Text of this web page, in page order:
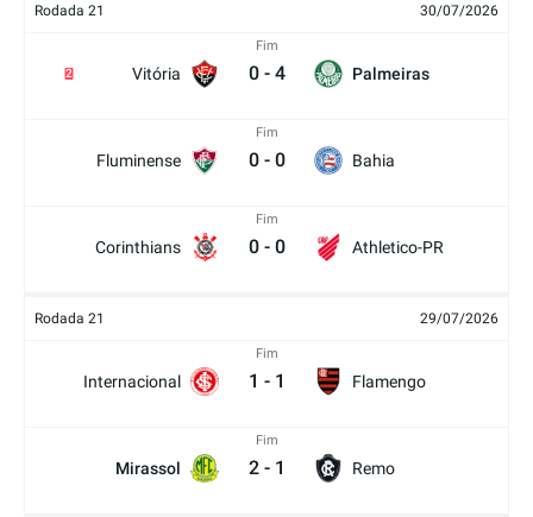
Rodada 21 30/07/2026
Vitória
2
Fim
0 - 4 Palmeiras
Fluminense
Fim
0 - 0 Bahia
Corinthians
Fim
0 - 0 Athletico-PR
Rodada 21 29/07/2026
Internacional
Fim
1 - 1 Flamengo
Mirassol
Fim
2 - 1 Remo